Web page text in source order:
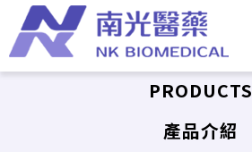
PRODUCTS
產品介紹